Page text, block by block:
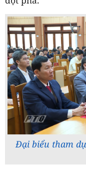
Đại biểu tham